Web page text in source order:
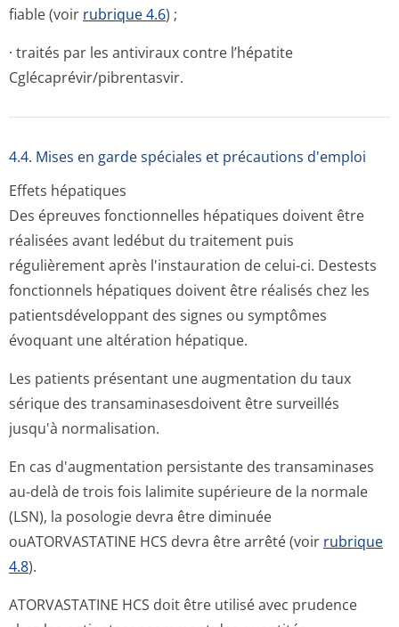
fiable (voir rubrique 4.6) ;
· traités par les antiviraux contre l’hépatite
Cglécaprévir/pi­brentasvir.
4.4. Mises en garde spéciales et précautions d'emploi
Effets hépatiques
Des épreuves fonctionnelles hépatiques doivent être
réalisées avant ledébut du traitement puis
régulièrement après l'instauration de celui-ci. Destests
fonctionnels hépatiques doivent être réalisés chez les
patientsdéveloppant des signes ou symptômes
évoquant une altération hépatique.
Les patients présentant une augmentation du taux
sérique des transaminases­doivent être surveillés
jusqu'à normalisation.
En cas d'augmentation persistante des transaminases
au-delà de trois fois lalimite supérieure de la normale
(LSN), la posologie devra être diminuée
ouATORVASTATINE HCS devra être arrêté (voir rubrique
4.8).
ATORVASTATINE HCS doit être utilisé avec prudence